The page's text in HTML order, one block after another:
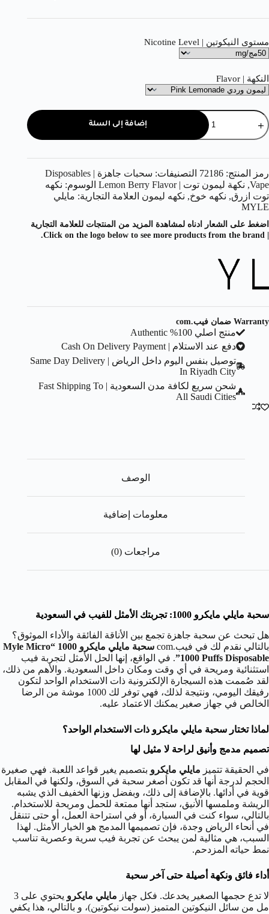
مستوى النيكوتين | Nicotine Level
النكهة | Flavor
إضافة إلى السلة
رمز المنتج: 72186 التصنيفات:
سحبات جاهزة | Disposables
Vape
, نكهة ليمون توت | Lemon Berry Flavor الوسوم: نكهه
توت ازرق, نكهه خوخ, نكهه ليمون العلامة التجارية: مايلي
MYLE
اضغط على الشعار ادناه لمشاهدة المزيد من المنتجات للعلامة التجارية
| Click on the logo below to see more products from the brand.
Warranty ضمان فيب.com
منتج اصلي 100% Authentic
دفع عند الاستلام | Cash On Delivery Payment
توصيل بنفس اليوم داخل الرياض | Same Day Delivery
In Riyadh City
شحن سريع لكافة مدن السعودية | Fast Shipping To
All Saudi Cities
الوصف
معلومات إضافية
مراجعات (0)
سحبة مايلي مايكرو 1000: تجربتك الأمثل للفيب في السعودية
هل تبحث عن سحبة جاهزة تجمع بين الأناقة الفائقة والأداء الموثوق؟
بالتالي نقدم لك في فيب.com
سحبة مايلي مايكرو 1000 “Myle Micro
1000 Puffs Disposable” . في الواقع، إنها الحل الأمثل لتجربة فيب
استثنائية ومريحة في أي وقت ومكان داخل السعودية. والأهم من ذلك،
لقد صُممت هذه السيجارة الإلكترونية ذات الاستخدام الواحد لتكون
رفيقك اليومي، ونتيجة لذلك، فهي توفر لك 1000 موشة من الرضا
الخالص في جهاز صغير يمكنك الاعتماد عليه.
لماذا تختار سحبة مايلي مايكرو ذات الاستخدام الواحد؟
تصميم مدمج وأنيق لراحة لا مثيل لها
في الحقيقة تتميز مايلي مايكرو بتصميم يغير قواعد اللعبة. فهي صغيرة
الحجم لدرجة أنها قد تكون أصغر سحبة في السوق، ولكنها في المقابل
قوية في أدائها. بالإضافة إلى ذلك، وبفضل وزنها الخفيف الذي يشبه
الريشة وملمسها الأنيق، ستجد أنها ممتعة للحمل ومريحة للاستخدام.
بالتالي، سواء كنت في السيارة، أو في استراحة العمل، أو حتى تتنقل
في أنحاء الرياض وجدة، فإن تصميمها المدمج هو الخيار الأمثل. لهذا
السبب، هي مثالية لمن يبحث عن تجربة فيب سرية وعصرية تناسب
نمط حياته المزدحم.
أداء فائق ونكهة أصيلة حتى آخر سحبة
لا تدع حجمها الصغير يخدعك. فكل جهاز مايلي مايكرو
يحتوي على 3
مل من سائل النيكوتين المتميز (سولت نيكوتين)، و بالتالي، هذا يكفي